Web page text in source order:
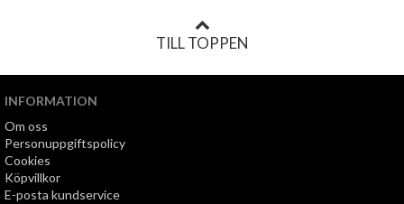
TILL TOPPEN
INFORMATION
Om oss
Personuppgiftspolicy
Cookies
Köpvillkor
E-posta kundservice